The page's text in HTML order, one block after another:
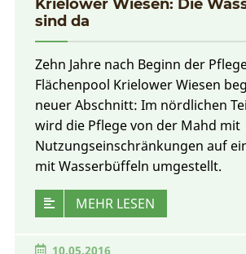
Krielower Wiesen: Die
sind da
10.05.2016
Zehn Jahre nach Beginn der
Flächenpool Krielower Wiesen
neuer Abschnitt: Im nördlichen
wird die Pflege von der Mahd mit
Nutzungseinschränkungen auf
mit Wasserbüffeln umgestellt.
MEHR LESEN